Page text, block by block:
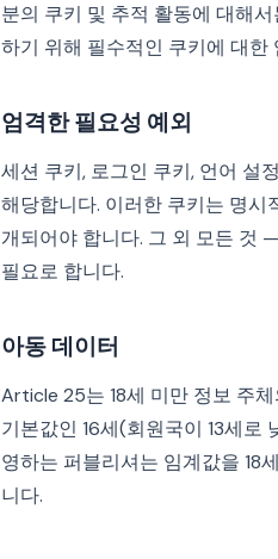
분의 쿠키 및 추적 활동에 대해
하기 위해 필수적인 쿠키에 대한
엄격한 필요성 예외
세션 쿠키, 로그인 쿠키, 언어 설
해당합니다. 이러한 쿠키는 명시
개되어야 합니다. 그 외 모든 것
필요로 합니다.
아동 데이터
Article 25는 18세 미만 정보 주
기본값인 16세(회원국이 13세로
영하는 퍼블리셔는 임계값을 18
니다.